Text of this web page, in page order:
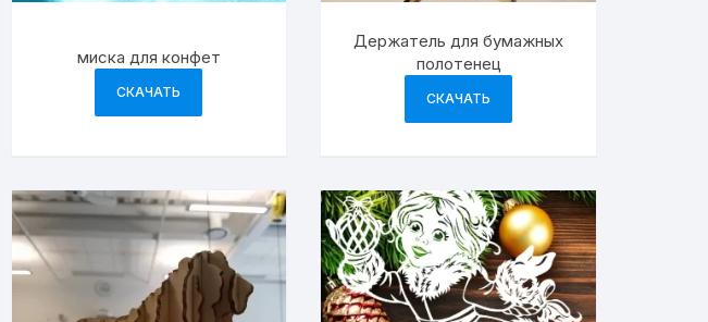
миска для конфет
СКАЧАТЬ
Держатель для бумажных
полотенец
СКАЧАТЬ